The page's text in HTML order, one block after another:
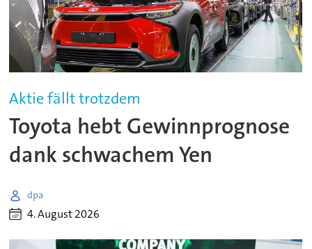
Aktie fällt trotzdem
Toyota hebt Gewinnprognose
dank schwachem Yen
dpa
4. August 2026